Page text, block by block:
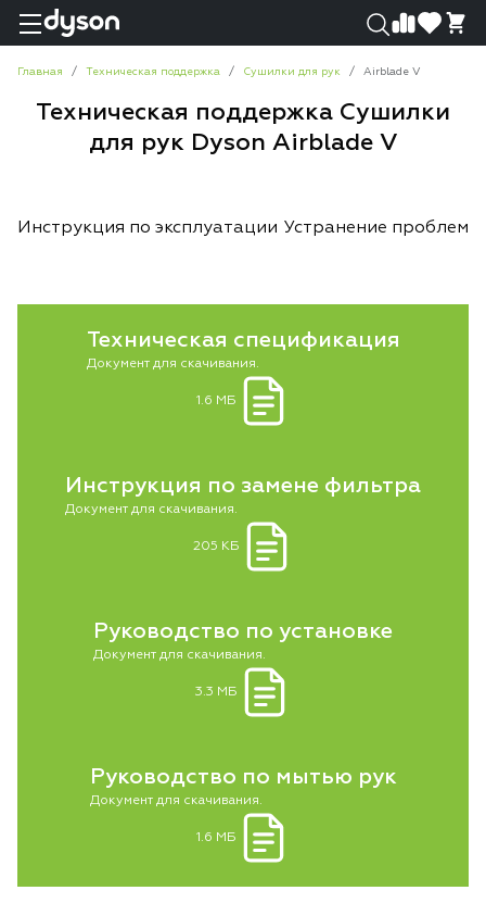
Главная Техническая поддержка Сушилки для рук Airblade V
Техническая поддержка Сушилки
для рук Dyson Airblade V
Инструкция по эксплуатации Устранение проблем
Техническая спецификация
Документ для скачивания.
1.6 МБ
Инструкция по замене фильтра
Документ для скачивания.
205 КБ
Руководство по установке
Документ для скачивания.
3.3 МБ
Руководство по мытью рук
Документ для скачивания.
1.6 МБ